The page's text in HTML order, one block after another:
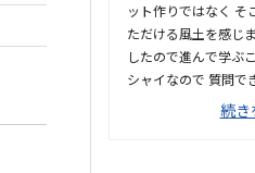
ット作りではなく そ
ただける風土を感じ
したので進んで学ぶ
シャイなので 質問で
ました柏駅からとて
小学5年生だと 1人
続き